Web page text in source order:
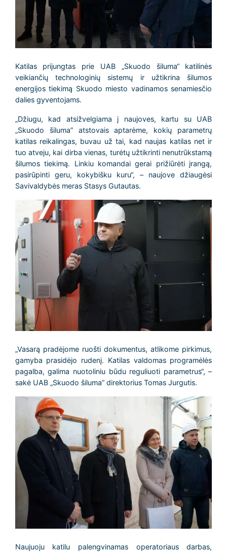
Katilas prijungtas prie UAB „Skuodo šiluma“ katilinės
veikiančių technologinių sistemų ir užtikrina šilumos
energijos tiekimą Skuodo miesto vadinamos senamiesčio
dalies gyventojams.
„Džiugu, kad atsižvelgiama į naujoves, kartu su UAB
„Skuodo šiluma” atstovais aptarėme, kokių parametrų
katilas reikalingas, buvau už tai, kad naujas katilas net ir
tuo atveju, kai dirba vienas, turėtų užtikrinti nenutrūkstamą
šilumos tiekimą. Linkiu komandai gerai prižiūrėti įrangą,
pasirūpinti geru, kokybišku kuru“, – naujove džiaugėsi
Savivaldybės meras Stasys Gutautas.
„Vasarą pradėjome ruošti dokumentus, atlikome pirkimus,
gamyba prasidėjo rudenį. Katilas valdomas programėlės
pagalba, galima nuotoliniu būdu reguliuoti parametrus“, –
sakė UAB „Skuodo šiluma” direktorius Tomas Jurgutis.
Naujuoju katilu palengvinamas operatoriaus darbas,